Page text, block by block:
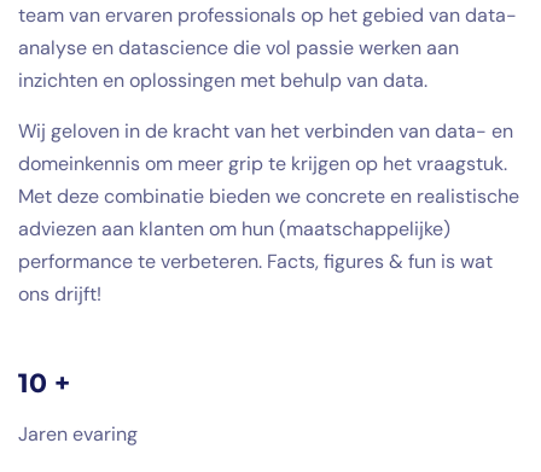
team van ervaren professionals op het gebied van data-
analyse en datascience die vol passie werken aan
inzichten en oplossingen met behulp van data.
Wij geloven in de kracht van het verbinden van data- en
domeinkennis om meer grip te krijgen op het vraagstuk.
Met deze combinatie bieden we concrete en realistische
adviezen aan klanten om hun (maatschappelijke)
performance te verbeteren. Facts, figures & fun is wat
ons drijft!
10 +
Jaren evaring